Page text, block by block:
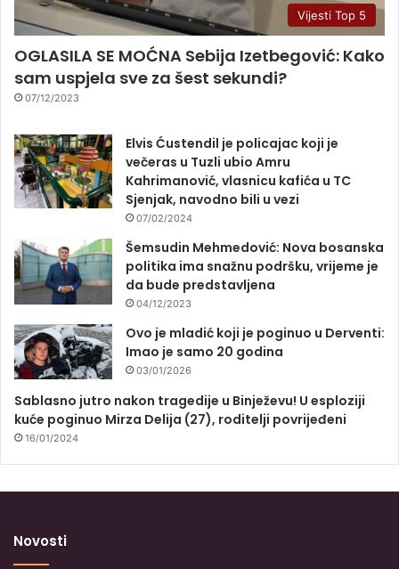
Vijesti Top 5
OGLASILA SE MOĆNA Sebija Izetbegović: Kako
sam uspjela sve za šest sekundi?
07/12/2023
Elvis Ćustendil je policajac koji je
večeras u Tuzli ubio Amru
Kahrimanović, vlasnicu kafića u TC
Sjenjak, navodno bili u vezi
07/02/2024
Šemsudin Mehmedović: Nova bosanska
politika ima snažnu podršku, vrijeme je
da bude predstavljena
04/12/2023
Ovo je mladić koji je poginuo u Derventi:
Imao je samo 20 godina
03/01/2026
Sablasno jutro nakon tragedije u Binježevu! U esploziji
kuće poginuo Mirza Delija (27), roditelji povrijeđeni
16/01/2024
Novosti